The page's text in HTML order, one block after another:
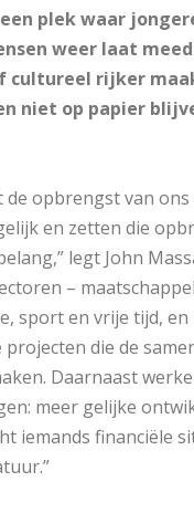
plek waar
weer laat
cultureel rijker
niet op papier
de opbrengst van
en zetten die
legt John
–
sport en vrije tijd,
die de
Daarnaast
meer gelijke
iemands financiële